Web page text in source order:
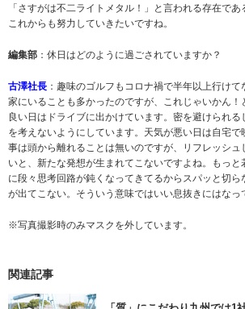
「さすがは不二ライトメタル！」と言われる存在で
これからも努力していきたいですね。
編集部 ：休日はどのように過ごされていますか？
古澤社長 ：趣味のゴルフもコロナ禍で半年以上行け
家にいることも多かったのですが、これじゃいかん
良い日はドライブに出かけています。密を避けられる
を考えないようにしています。天気が悪い日は自宅
事は頭から離れることは無いのですが、リフレッシュ
いと、新たな発想が生まれてこないですよね。もっ
に段々思考回路が鈍くなってきてるからスパッと切ら
が出てこない。そういう意味ではいい息抜きにはなっ
※写真撮影時のみマスクを外しています。
関連記事